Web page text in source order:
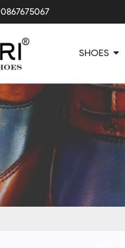
0867675067
SHOES